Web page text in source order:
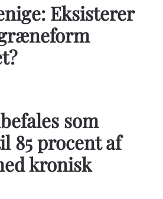
Eksisterer
som
85 procent af
kronisk